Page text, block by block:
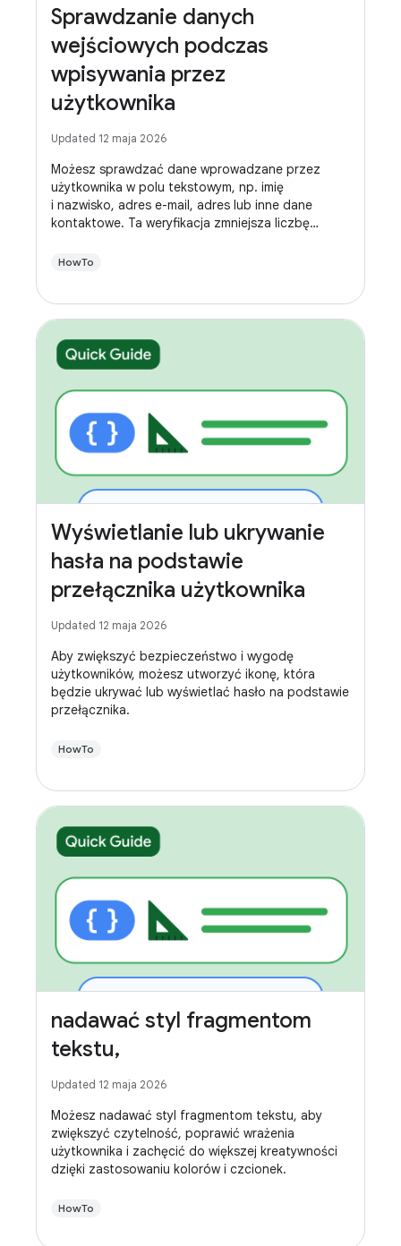
Sprawdzanie danych
wejściowych podczas
wpisywania przez
użytkownika
Updated 12 maja 2026
Możesz sprawdzać dane wprowadzane przez
użytkownika w polu tekstowym, np. imię
i nazwisko, adres e-mail, adres lub inne dane
kontaktowe. Ta weryfikacja zmniejsza liczbę
HowTo
Wyświetlanie lub ukrywanie
hasła na podstawie
przełącznika użytkownika
Updated 12 maja 2026
Aby zwiększyć bezpieczeństwo i wygodę
użytkowników, możesz utworzyć ikonę, która
będzie ukrywać lub wyświetlać hasło na podstawie
przełącznika.
HowTo
nadawać styl fragmentom
tekstu,
Updated 12 maja 2026
Możesz nadawać styl fragmentom tekstu, aby
zwiększyć czytelność, poprawić wrażenia
użytkownika i zachęcić do większej kreatywności
dzięki zastosowaniu kolorów i czcionek.
HowTo